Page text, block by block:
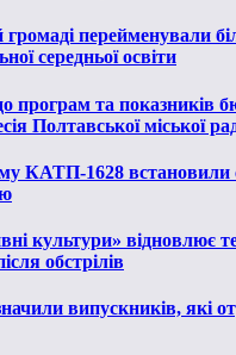
перейменували
середньої освіти
програм та показників
Полтавської міської
КАТП-1628 встановили
культури» відновлює
обстрілів
випускників, які